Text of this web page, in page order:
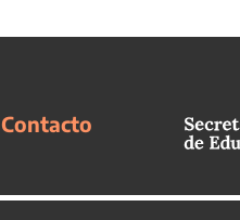
Contacto